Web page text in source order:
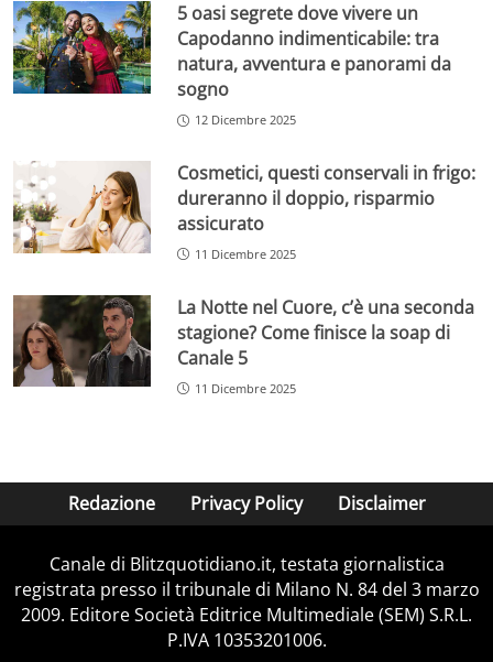
5 oasi segrete dove vivere un
Capodanno indimenticabile: tra
natura, avventura e panorami da
sogno
12 Dicembre 2025
Cosmetici, questi conservali in frigo:
dureranno il doppio, risparmio
assicurato
11 Dicembre 2025
La Notte nel Cuore, c’è una seconda
stagione? Come finisce la soap di
Canale 5
11 Dicembre 2025
Redazione Privacy Policy Disclaimer
Canale di Blitzquotidiano.it, testata giornalistica
registrata presso il tribunale di Milano N. 84 del 3 marzo
2009. Editore Società Editrice Multimediale (SEM) S.R.L.
P.IVA 10353201006.